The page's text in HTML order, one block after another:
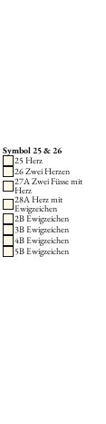
Symbol 25 & 26
25 Herz
26 Zwei Herzen
27A Zwei Füsse mit
Herz
28A Herz mit
Ewigzeichen
2B Ewigzeichen
3B Ewigzeichen
4B Ewigzeichen
5B Ewigzeichen